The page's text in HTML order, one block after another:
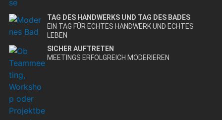
TAG DES HANDWERKS UND TAG DES BADES
EIN TAG FÜR ECHTES HANDWERK UND ECHTES
LEBEN
SICHER AUFTRETEN
MEETINGS ERFOLGREICH MODERIEREN